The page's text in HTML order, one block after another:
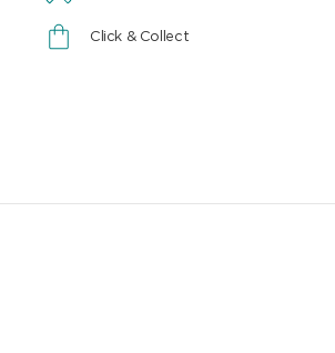
Click & Collect